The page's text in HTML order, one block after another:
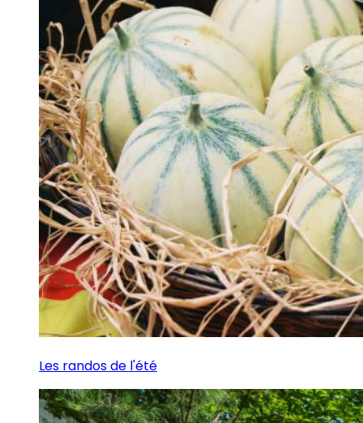
Les randos de l'été